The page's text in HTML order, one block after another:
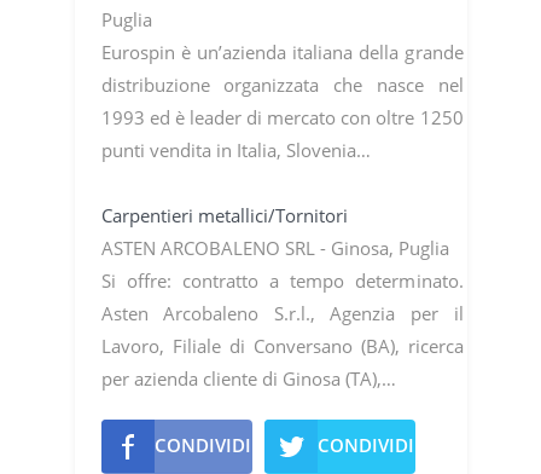
Puglia
Eurospin è un’azienda italiana della grande
distribuzione organizzata che nasce nel
1993 ed è leader di mercato con oltre 1250
punti vendita in Italia, Slovenia…
Carpentieri metallici/Tornitori
ASTEN ARCOBALENO SRL - Ginosa, Puglia
Si offre: contratto a tempo determinato.
Asten Arcobaleno S.r.l., Agenzia per il
Lavoro, Filiale di Conversano (BA), ricerca
per azienda cliente di Ginosa (TA),…
CONDIVIDI CONDIVIDI